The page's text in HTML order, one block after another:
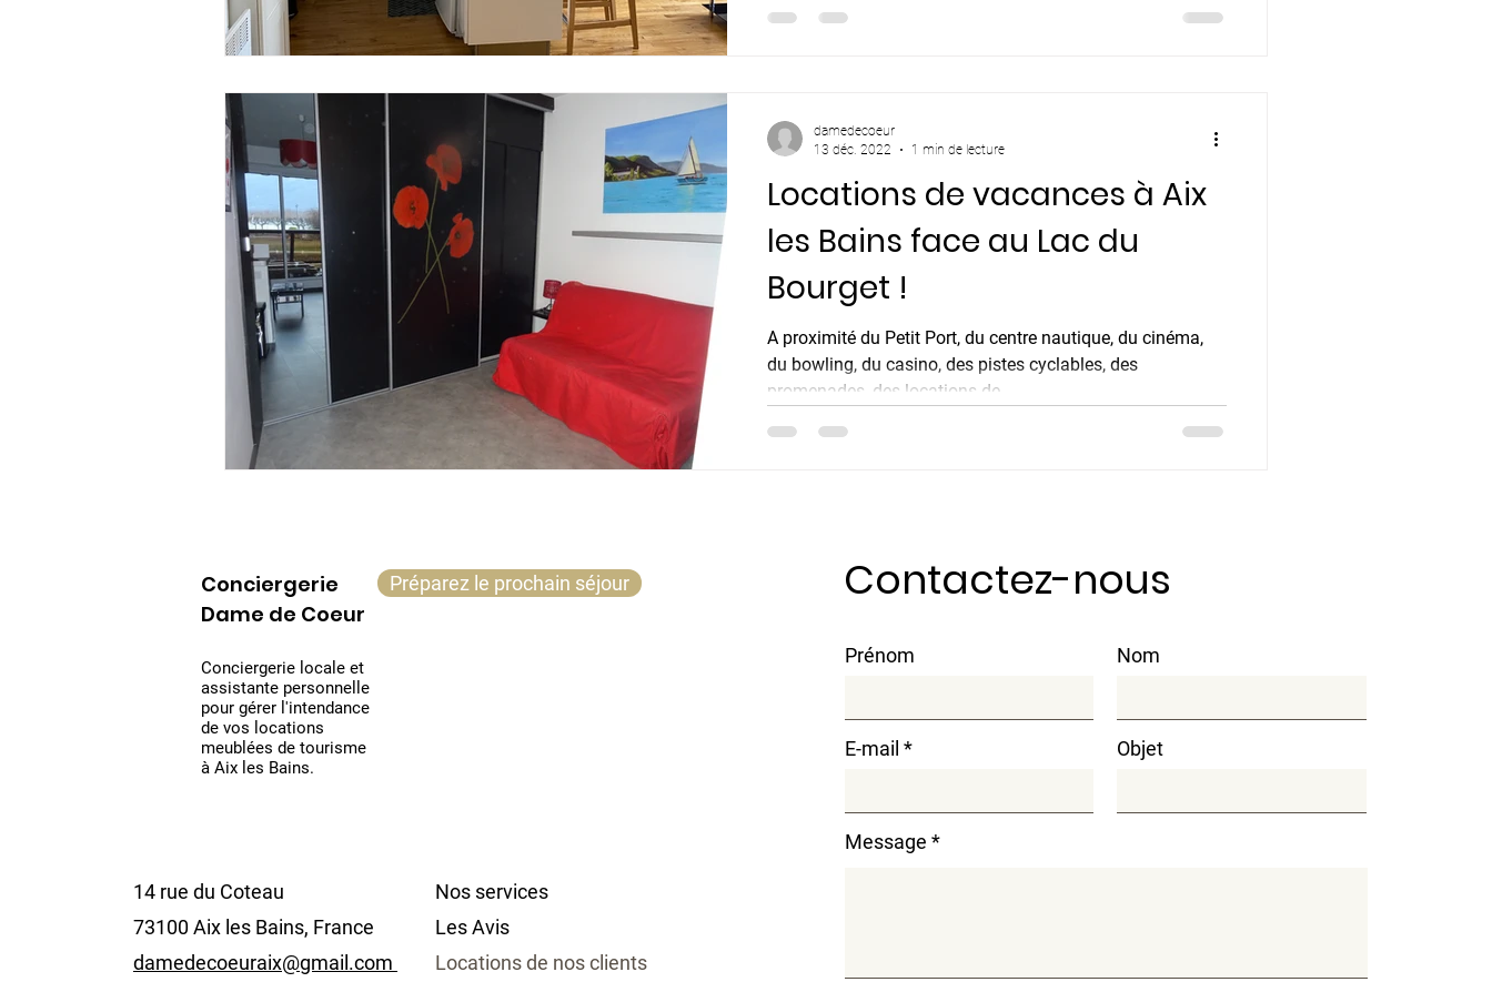
Locations de vacances à Aix
les Bains face au Lac du
Bourget !
A proximité du Petit Port, du centre nautique, du cinéma,
du bowling, du casino, des pistes cyclables, des
promenades, des locations de...
damedecoeur
13 déc. 2022
1 min de lecture
Conciergerie
Dame de Coeur
Préparez le prochain séjour
Conciergerie locale et
assistante personnelle
pour gérer l'intendance
de vos locations
meublées de tourisme
à Aix les Bains.
14 rue du Coteau
73100 Aix les Bains, France
damedecoeuraix@gmail.com
Nos services
Les Avis
Locations de nos clients
Contactez-nous
Prénom Nom
E-mail Objet
Message